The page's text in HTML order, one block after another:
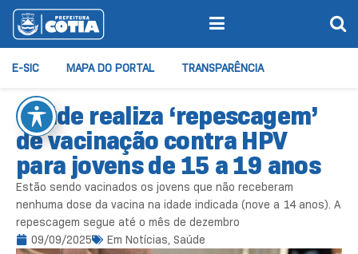
E-SIC MAPA DO PORTAL TRANSPARÊNCIA
Saúde realiza ‘repescagem’
de vacinação contra HPV
para jovens de 15 a 19 anos
Estão sendo vacinados os jovens que não receberam
nenhuma dose da vacina na idade indicada (nove a 14 anos). A
repescagem segue até o mês de dezembro
09/09/2025
Em Notícias, Saúde